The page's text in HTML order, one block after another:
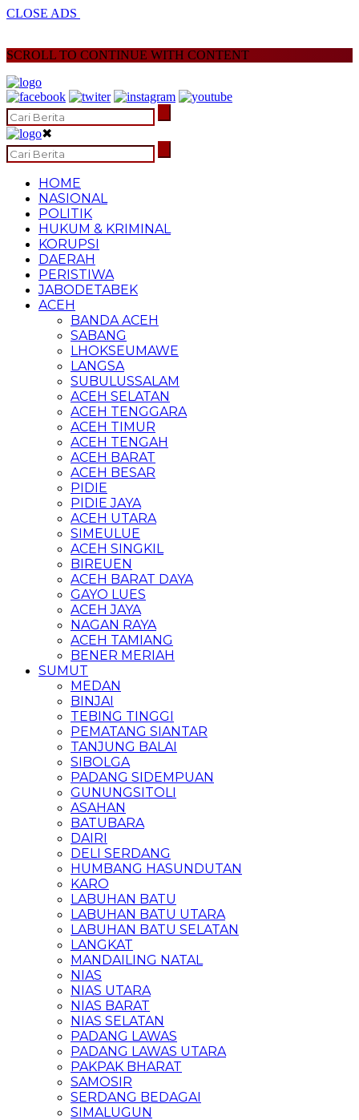
CLOSE ADS
SCROLL TO CONTINUE WITH CONTENT
✖
HOME
NASIONAL
POLITIK
HUKUM & KRIMINAL
KORUPSI
DAERAH
PERISTIWA
JABODETABEK
ACEH
BANDA ACEH
SABANG
LHOKSEUMAWE
LANGSA
SUBULUSSALAM
ACEH SELATAN
ACEH TENGGARA
ACEH TIMUR
ACEH TENGAH
ACEH BARAT
ACEH BESAR
PIDIE
PIDIE JAYA
ACEH UTARA
SIMEULUE
ACEH SINGKIL
BIREUEN
ACEH BARAT DAYA
GAYO LUES
ACEH JAYA
NAGAN RAYA
ACEH TAMIANG
BENER MERIAH
SUMUT
MEDAN
BINJAI
TEBING TINGGI
PEMATANG SIANTAR
TANJUNG BALAI
SIBOLGA
PADANG SIDEMPUAN
GUNUNGSITOLI
ASAHAN
BATUBARA
DAIRI
DELI SERDANG
HUMBANG HASUNDUTAN
KARO
LABUHAN BATU
LABUHAN BATU UTARA
LABUHAN BATU SELATAN
LANGKAT
MANDAILING NATAL
NIAS
NIAS UTARA
NIAS BARAT
NIAS SELATAN
PADANG LAWAS
PADANG LAWAS UTARA
PAKPAK BHARAT
SAMOSIR
SERDANG BEDAGAI
SIMALUGUN